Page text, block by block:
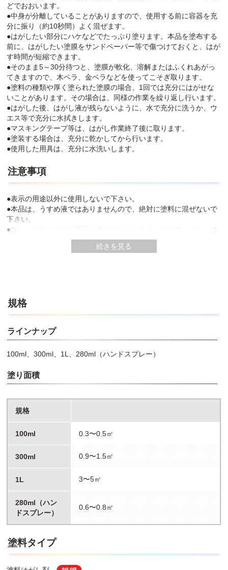
どでおおいます。
●中身が分離していることがありますので、使用する前に容器を充
分に振り（約10秒間）よく混ぜます。
●はがしたい部分にハケなどでたっぷり塗ります。本品を塗布する
前に、はがしたい塗膜をサンドペーパー等で傷つけておくと、はが
す時間が短縮できます。
●そのまま5～30分待つと、塗膜が軟化、溶解またはふくれあがっ
てきますので、木ベラ、金ベラなどを使ってこそぎ取ります。
●塗料の種類や厚く塗られた塗膜の場合、1回では充分にはがせな
いことがあります。その場合は、同様の作業を繰り返し行います。
●はがした後、はがし液が残らないように、水で充分に洗うか、ウ
エス等で充分に水拭きします。
●マスキングテープ等は、はがし作業終了後に取ります。
●塗装する場合は、充分に乾かしてから行います。
●使用した用具は、充分に水洗いします。
注意事項
●表示の用途以外に使用しないで下さい。
●本品は、うすめ液ではありませんので、絶対に塗料に混ぜないで
下さい。
●ゴム、プラスチック製品を溶かすことがありますので、これらに
は絶対に使用しないで下さい。
●体調の悪いときやアレルギー・化学物質に敏感な人は使用しない
●取扱い中必要に応じてマスクや保護メガネ、保護手袋(手袋によっ
て下さい。
●火気の近くでの使用や保存はしないで下さい。
●はがし液や塗料がついても支障がない服装で作業して下さい。
下さい。他の容器に移し替える場合は、金属等の溶けない容器を使
用して下さい。
●はがせる面積や時間は塗膜・下地・気象条件の違いにより異なり
ます。
●容器は中身を使い切ってから捨てて下さい。
●容器を落下させると中身が漏れることがありますので取扱いに注
意して下さい。
続きを見る
規格
ラインナップ
100ml、300ml、1L、280ml（ハンドスプレー）
塗り面積
規格
100ml 0.3〜0.5㎡
300ml 0.9〜1.5㎡
1L 3〜5㎡
280ml（ハン
ドスプレー）
0.6〜0.8㎡
塗料タイプ